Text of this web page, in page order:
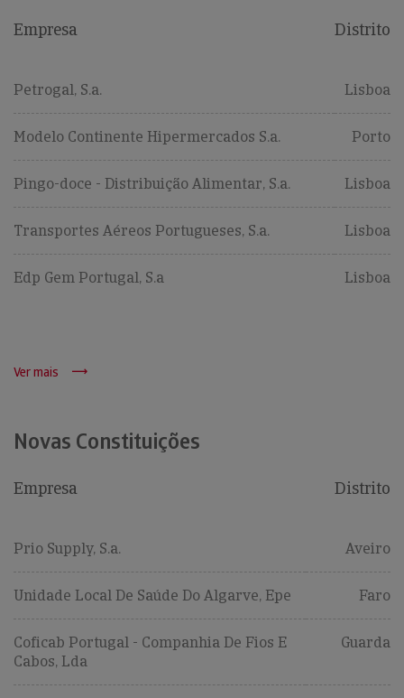
Empresa Distrito
Petrogal, S.a. Lisboa
Modelo Continente Hipermercados S.a. Porto
Pingo-doce - Distribuição Alimentar, S.a. Lisboa
Transportes Aéreos Portugueses, S.a. Lisboa
Edp Gem Portugal, S.a Lisboa
Ver mais
Novas Constituições
Empresa Distrito
Prio Supply, S.a. Aveiro
Unidade Local De Saúde Do Algarve, Epe Faro
Coficab Portugal - Companhia De Fios E
Cabos, Lda
Guarda